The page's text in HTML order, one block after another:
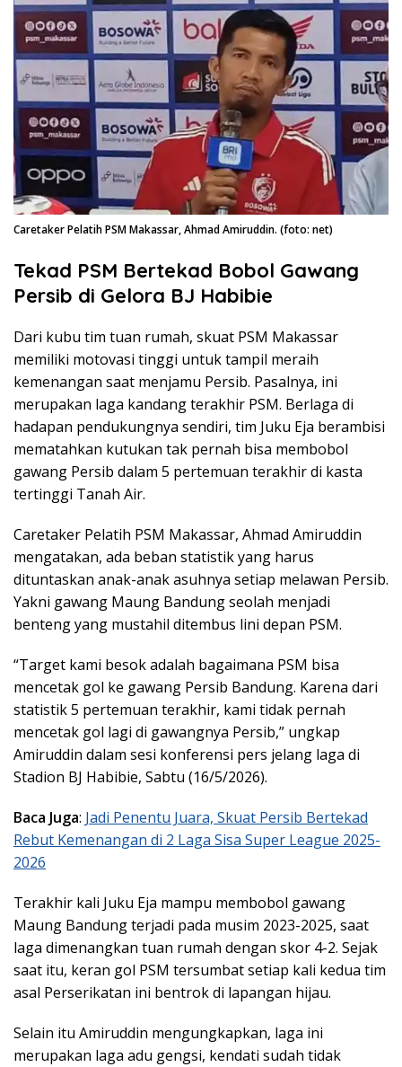
Caretaker Pelatih PSM Makassar, Ahmad Amiruddin. (foto: net)
Tekad PSM Bertekad Bobol Gawang
Persib di Gelora BJ Habibie
Dari kubu tim tuan rumah, skuat PSM Makassar
memiliki motovasi tinggi untuk tampil meraih
kemenangan saat menjamu Persib. Pasalnya, ini
merupakan laga kandang terakhir PSM. Berlaga di
hadapan pendukungnya sendiri, tim Juku Eja berambisi
mematahkan kutukan tak pernah bisa membobol
gawang Persib dalam 5 pertemuan terakhir di kasta
tertinggi Tanah Air.
Caretaker Pelatih PSM Makassar, Ahmad Amiruddin
mengatakan, ada beban statistik yang harus
dituntaskan anak-anak asuhnya setiap melawan Persib.
Yakni gawang Maung Bandung seolah menjadi
benteng yang mustahil ditembus lini depan PSM.
“Target kami besok adalah bagaimana PSM bisa
mencetak gol ke gawang Persib Bandung. Karena dari
statistik 5 pertemuan terakhir, kami tidak pernah
mencetak gol lagi di gawangnya Persib,” ungkap
Amiruddin dalam sesi konferensi pers jelang laga di
Stadion BJ Habibie, Sabtu (16/5/2026).
Baca Juga: Jadi Penentu Juara, Skuat Persib Bertekad
Rebut Kemenangan di 2 Laga Sisa Super League 2025-
2026
Terakhir kali Juku Eja mampu membobol gawang
Maung Bandung terjadi pada musim 2023-2025, saat
laga dimenangkan tuan rumah dengan skor 4-2. Sejak
saat itu, keran gol PSM tersumbat setiap kali kedua tim
asal Perserikatan ini bentrok di lapangan hijau.
Selain itu Amiruddin mengungkapkan, laga ini
merupakan laga adu gengsi, kendati sudah tidak